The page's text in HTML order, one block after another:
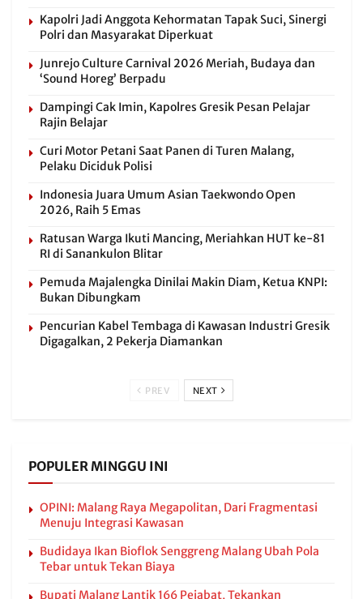
Kapolri Jadi Anggota Kehormatan Tapak Suci, Sinergi
Polri dan Masyarakat Diperkuat
Junrejo Culture Carnival 2026 Meriah, Budaya dan
‘Sound Horeg’ Berpadu
Dampingi Cak Imin, Kapolres Gresik Pesan Pelajar
Rajin Belajar
Curi Motor Petani Saat Panen di Turen Malang,
Pelaku Diciduk Polisi
Indonesia Juara Umum Asian Taekwondo Open
2026, Raih 5 Emas
Ratusan Warga Ikuti Mancing, Meriahkan HUT ke-81
RI di Sanankulon Blitar
Pemuda Majalengka Dinilai Makin Diam, Ketua KNPI:
Bukan Dibungkam
Pencurian Kabel Tembaga di Kawasan Industri Gresik
Digagalkan, 2 Pekerja Diamankan
PREV NEXT
POPULER MINGGU INI
OPINI: Malang Raya Megapolitan, Dari Fragmentasi
Menuju Integrasi Kawasan
Budidaya Ikan Bioflok Senggreng Malang Ubah Pola
Tebar untuk Tekan Biaya
Bupati Malang Lantik 166 Pejabat, Tekankan